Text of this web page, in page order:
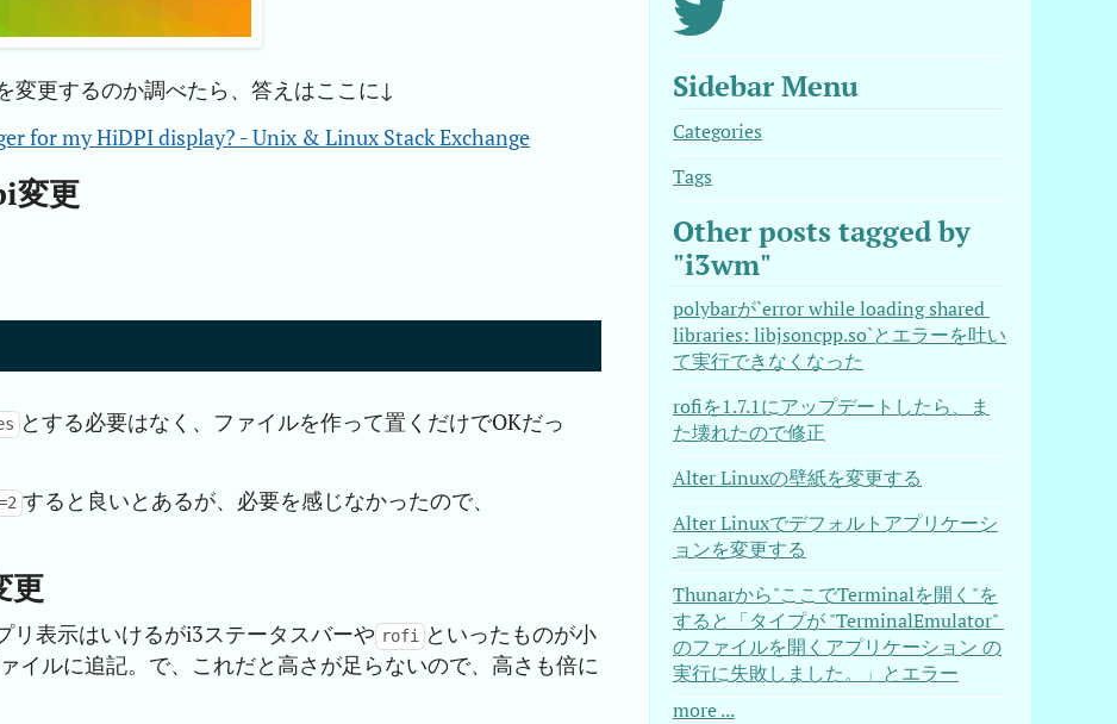
変更するのか調べたら、答えはここに↓
for my HiDPI display? - Unix & Linux Stack Exchange
変更
とする必要はなく、ファイルを作って置くだけでOKだっ
すると良いとあるが、必要を感じなかったので、
更
リ表示はいけるがi3ステータスバーや rofi
といったものが小
イルに追記。で、これだと高さが足らないので、高さも倍に
Sidebar Menu
Categories
Tags
Other posts tagged by
"i3wm"
polybarが`error while loading shared
libraries: libjsoncpp.so`とエラーを吐い
て実行できなくなった
rofiを1.7.1にアップデートしたら、ま
た壊れたので修正
Alter Linuxの壁紙を変更する
Alter Linuxでデフォルトアプリケーシ
ョンを変更する
Thunarから"ここでTerminalを開く"を
すると「タイプが "TerminalEmulator"
のファイルを開くアプリケーション の
実行に失敗しました。」とエラー
more ...